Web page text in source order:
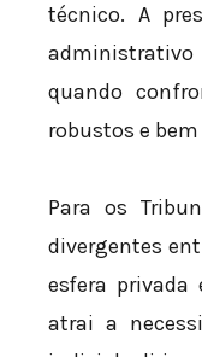
técnico. A
quando
robustos e
Para os
divergentes
esfera
atrai a